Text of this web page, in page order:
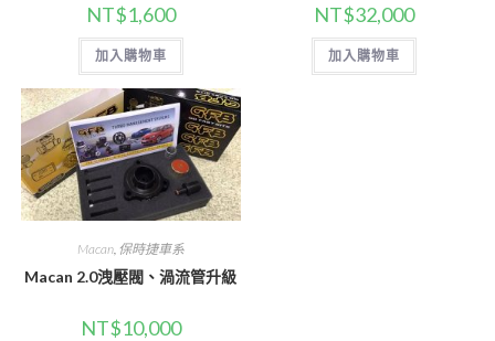
NT$1,600
加入購物車
NT$32,000
加入購物車
Macan, 保時捷車系
Macan 2.0洩壓閥、渦流管升級
NT$10,000